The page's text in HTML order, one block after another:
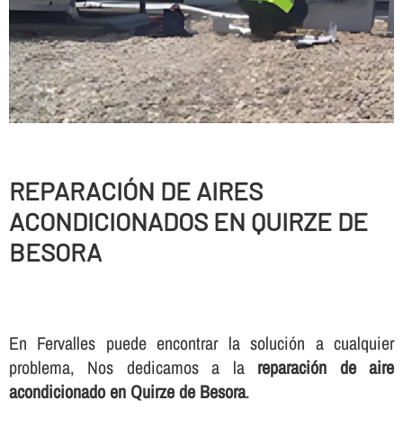
REPARACIÓN DE AIRES
ACONDICIONADOS EN QUIRZE DE
BESORA
En Fervalles puede encontrar la solución a cualquier
problema, Nos dedicamos a la reparación de aire
acondicionado en Quirze de Besora.